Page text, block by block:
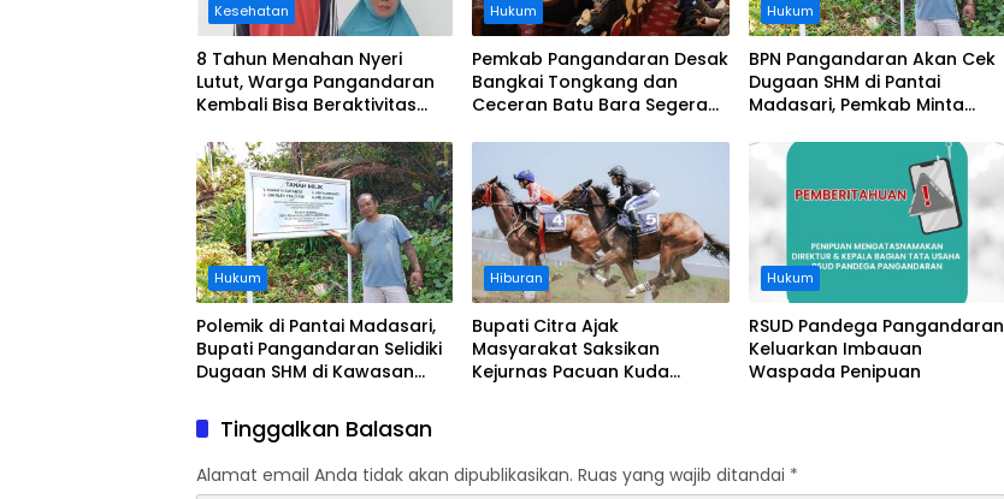
Kesehatan
8 Tahun Menahan Nyeri
Lutut, Warga Pangandaran
Kembali Bisa Beraktivitas
Ditanggung BPJS
Hukum
Pemkab Pangandaran Desak
Bangkai Tongkang dan
Ceceran Batu Bara Segera
Koordinasi Perusahaan
Hukum
BPN Pangandaran Akan Cek
Dugaan SHM di Pantai
Madasari, Pemkab Minta
Hukum
Polemik di Pantai Madasari,
Bupati Pangandaran Selidiki
Dugaan SHM di Kawasan
Hiburan
Bupati Citra Ajak
Masyarakat Saksikan
Kejurnas Pacuan Kuda
Hukum
RSUD Pandega Pangandaran
Keluarkan Imbauan
Waspada Penipuan
Tinggalkan Balasan
Alamat email Anda tidak akan dipublikasikan. Ruas yang wajib ditandai *